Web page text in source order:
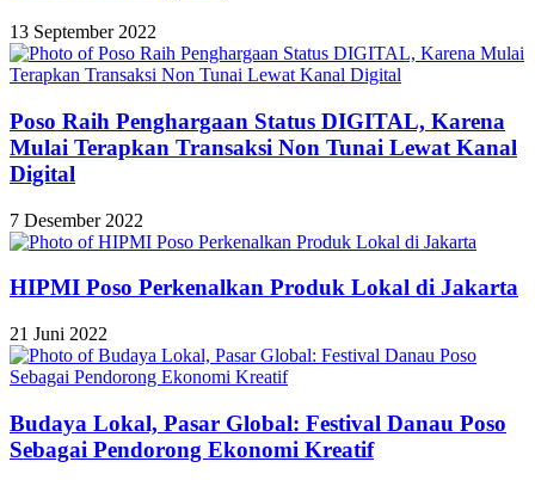
13 September 2022
Poso Raih Penghargaan Status DIGITAL, Karena
Mulai Terapkan Transaksi Non Tunai Lewat Kanal
Digital
7 Desember 2022
HIPMI Poso Perkenalkan Produk Lokal di Jakarta
21 Juni 2022
Budaya Lokal, Pasar Global: Festival Danau Poso
Sebagai Pendorong Ekonomi Kreatif